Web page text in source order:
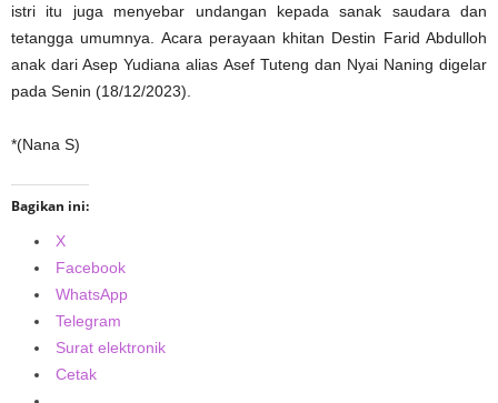
istri itu juga menyebar undangan kepada sanak saudara dan
tetangga umumnya. Acara perayaan khitan Destin Farid Abdulloh
anak dari Asep Yudiana alias Asef Tuteng dan Nyai Naning digelar
pada Senin (18/12/2023).
*(Nana S)
Bagikan ini:
X
Facebook
WhatsApp
Telegram
Surat elektronik
Cetak